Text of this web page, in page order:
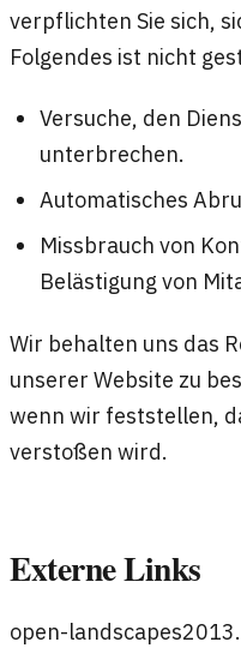
verpflichten Sie sich,
Folgendes ist nicht
Versuche, den
unterbrechen.
Automatisches
Missbrauch von
Belästigung von
Wir behalten uns das
unserer Website zu
wenn wir feststellen,
verstoßen wird.
Externe Links
open-